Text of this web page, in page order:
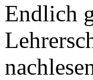
Endlich